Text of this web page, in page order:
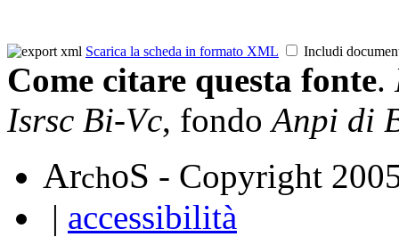
Scarica la scheda in formato XML Includi
Come citare questa fonte.
Isrsc Bi-Vc, fondoAnpi di
ArchoS - Copyright
| accessibilità